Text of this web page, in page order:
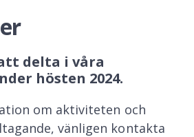
delta i våra
hösten 2024.
om aktiviteten och
vänligen kontakta